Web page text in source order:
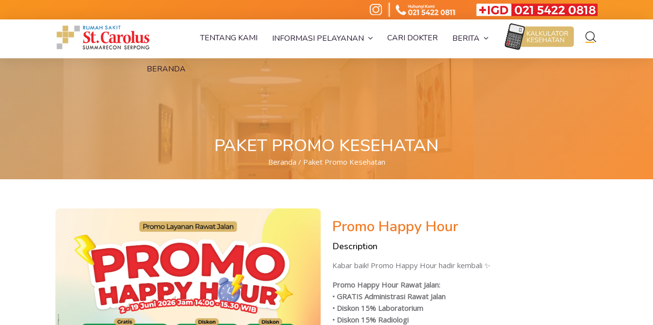
BERITA
CARI DOKTER
INFORMASI PELAYANAN
TENTANG KAMI
BERANDA
PAKET PROMO KESEHATAN
Beranda / Paket Promo Kesehatan
Promo Happy Hour
Description
Kabar baik! Promo Happy Hour hadir kembali ✨
Promo Happy Hour Rawat Jalan:
• GRATIS Administrasi Rawat Jalan
• Diskon 15% Laboratorium
• Diskon 15% Radiologi